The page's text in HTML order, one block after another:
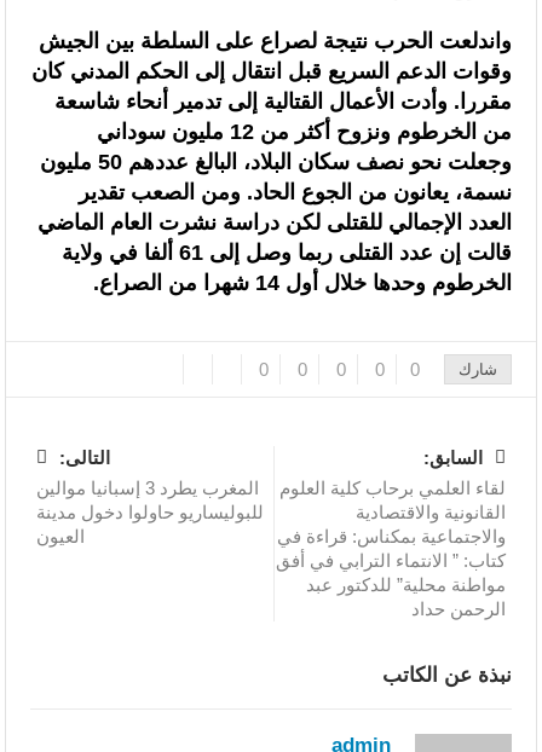
واندلعت الحرب نتيجة لصراع على السلطة بين الجيش
وقوات الدعم السريع قبل انتقال إلى الحكم المدني كان
مقررا. وأدت الأعمال القتالية إلى تدمير أنحاء شاسعة
من الخرطوم ونزوح أكثر من 12 مليون سوداني
وجعلت نحو نصف سكان البلاد، البالغ عددهم 50 مليون
نسمة، يعانون من الجوع الحاد. ومن الصعب تقدير
العدد الإجمالي للقتلى لكن دراسة نشرت العام الماضي
قالت إن عدد القتلى ربما وصل إلى 61 ألفا في ولاية
الخرطوم وحدها خلال أول 14 شهرا من الصراع.
شارك 0
0
0
0
0
السابق:
لقاء العلمي برحاب كلية العلوم
القانونية والاقتصادية
والاجتماعية بمكناس: قراءة في
كتاب: ” الانتماء الترابي في أفق
مواطنة محلية” للدكتور عبد
الرحمن حداد
التالى:
المغرب يطرد 3 إسبانيا موالين
للبوليساريو حاولوا دخول مدينة
العيون
نبذة عن الكاتب
admin